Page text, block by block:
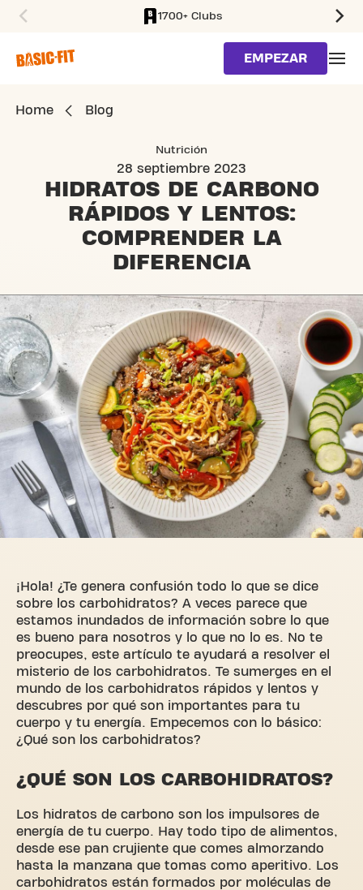
1700+ Clubs
EMPEZAR
Home Blog
Nutrición
28 septiembre 2023
HIDRATOS DE CARBONO
RÁPIDOS Y LENTOS:
COMPRENDER LA
DIFERENCIA
¡Hola! ¿Te genera confusión todo lo que se dice
sobre los carbohidratos? A veces parece que
estamos inundados de información sobre lo que
es bueno para nosotros y lo que no lo es. No te
preocupes, este artículo te ayudará a resolver el
misterio de los carbohidratos. Te sumerges en el
mundo de los carbohidratos rápidos y lentos y
descubres por qué son importantes para tu
cuerpo y tu energía. Empecemos con lo básico:
¿Qué son los carbohidratos?
¿QUÉ SON LOS CARBOHIDRATOS?
Los hidratos de carbono son los impulsores de
energía de tu cuerpo. Hay todo tipo de alimentos,
desde ese pan crujiente que comes almorzando
hasta la manzana que tomas como aperitivo. Los
carbohidratos están formados por moléculas de